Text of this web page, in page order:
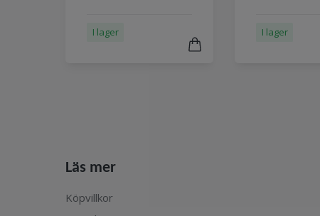
I lager I lager
Läs mer
Köpvillkor